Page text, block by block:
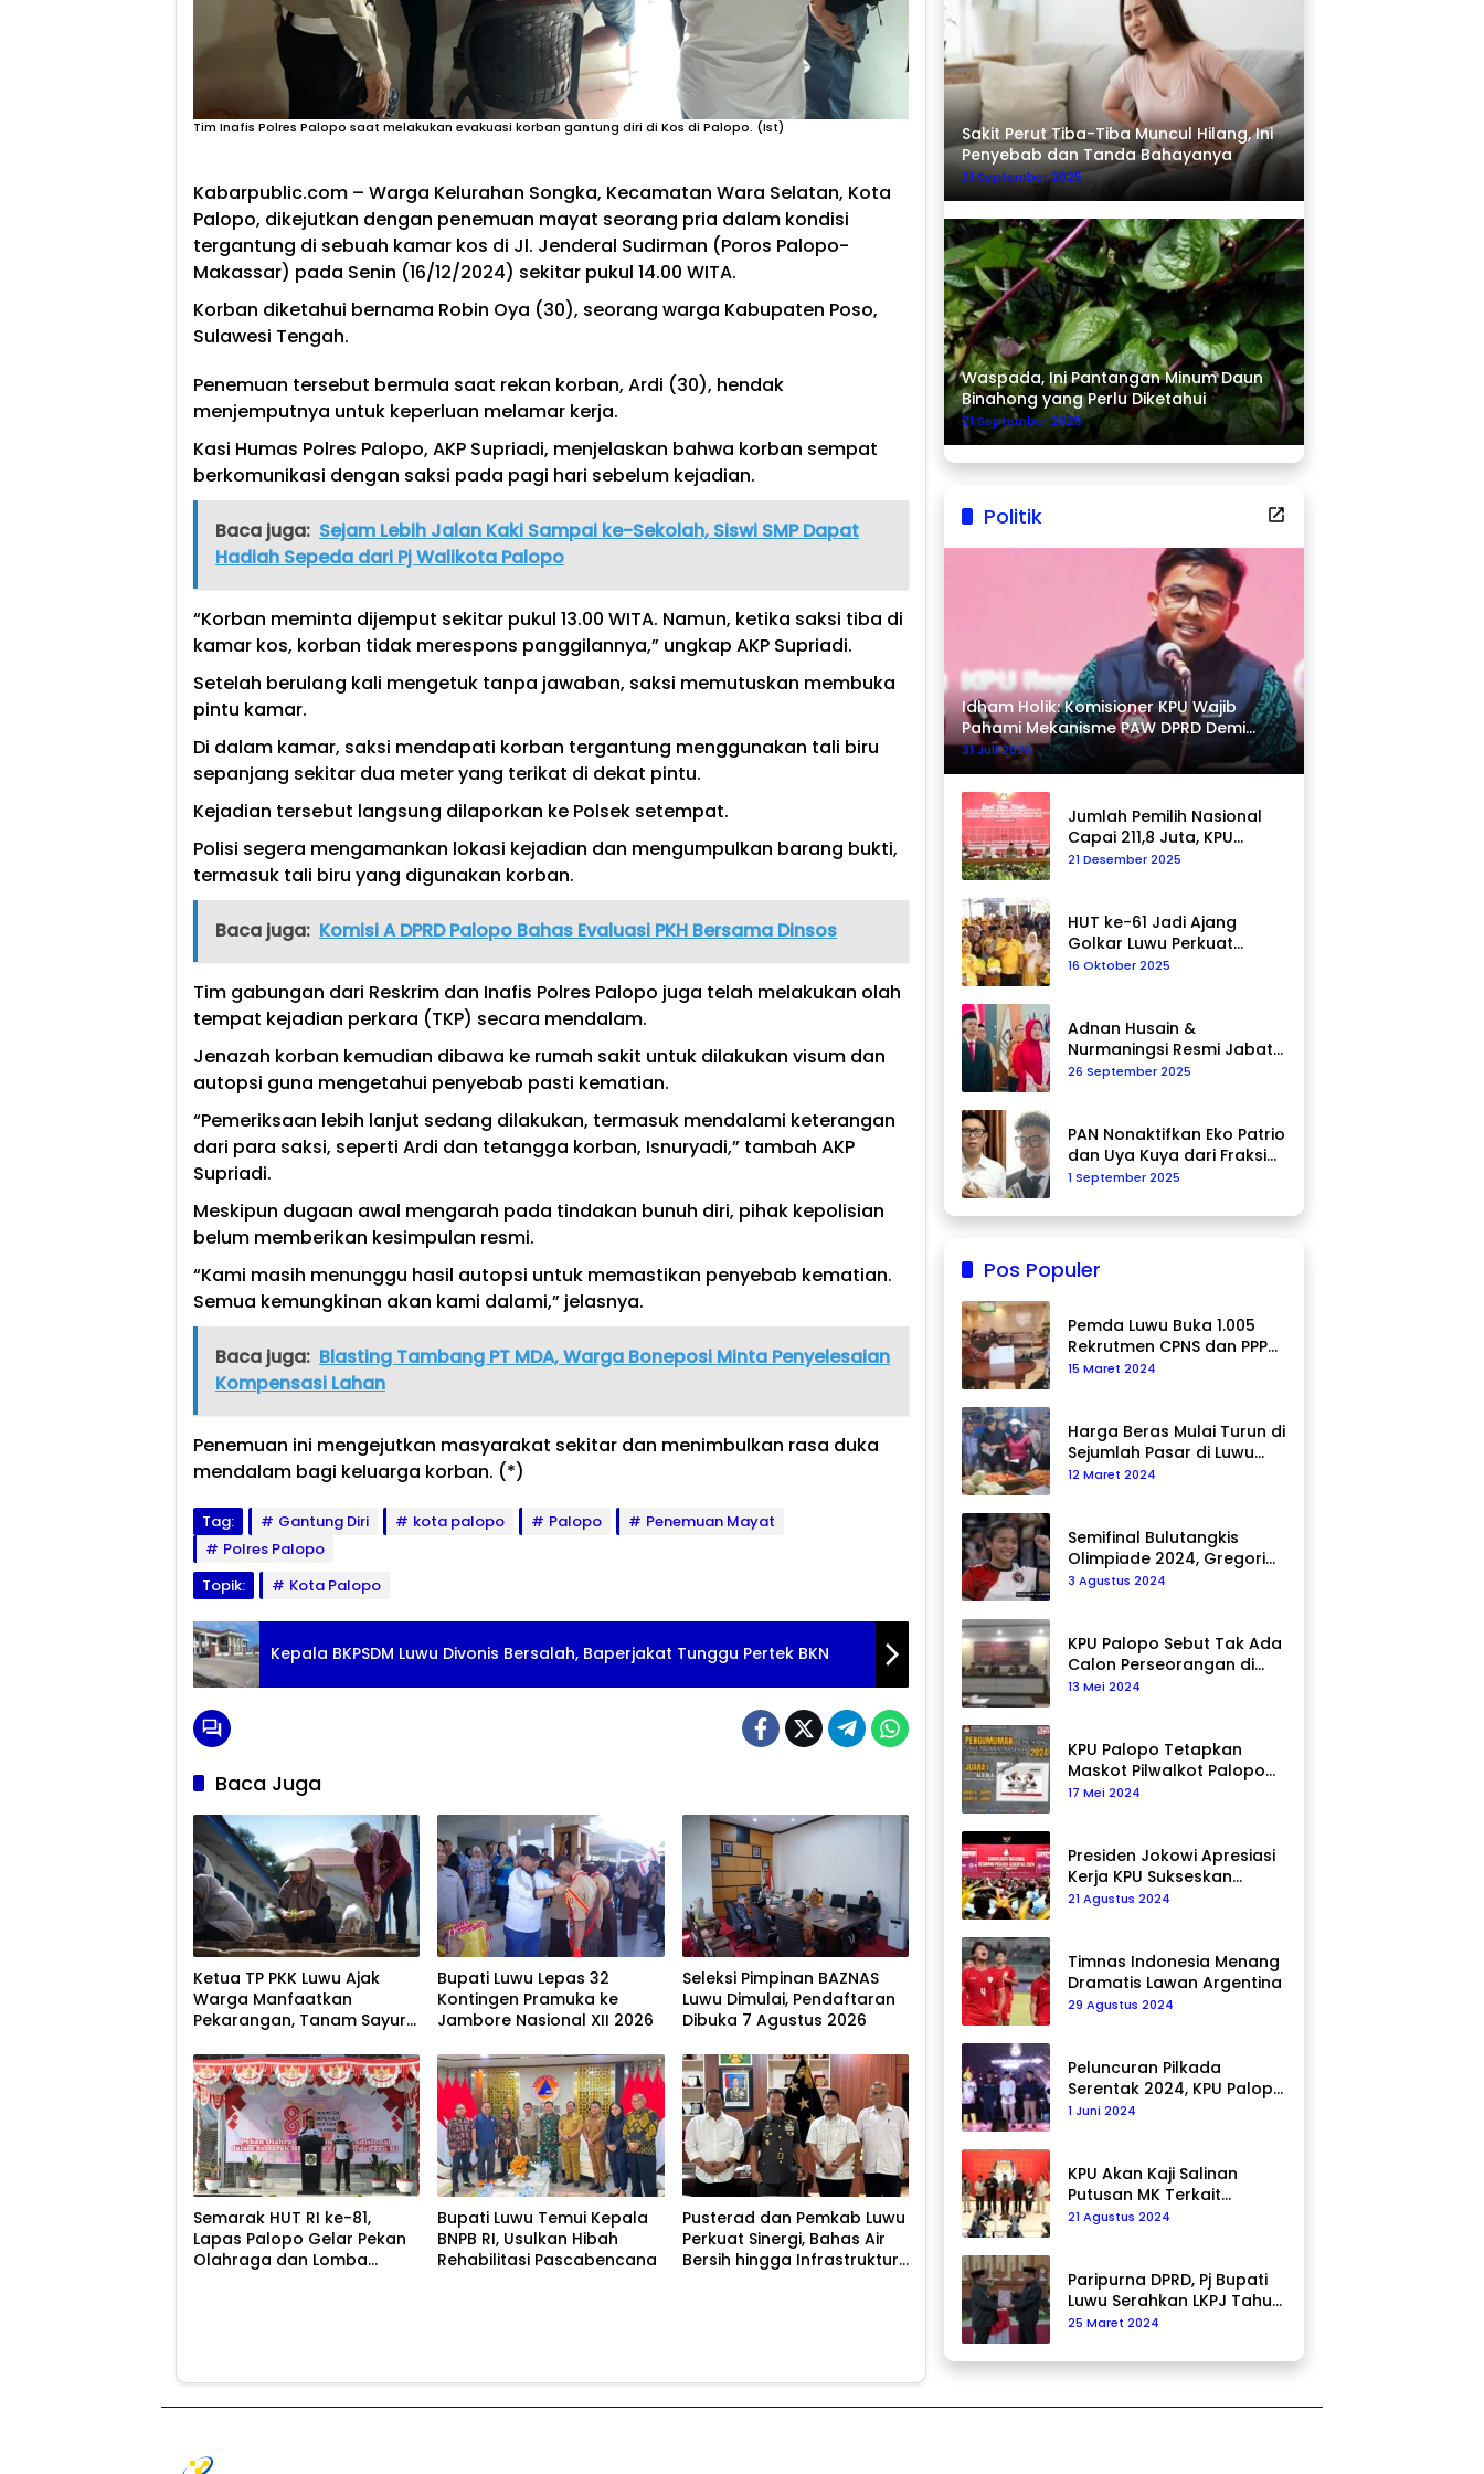
Tim Inafis Polres Palopo saat melakukan evakuasi korban gantung diri di Kos di Palopo. (Ist)
Kabarpublic.com – Warga Kelurahan Songka, Kecamatan Wara Selatan, Kota
Palopo, dikejutkan dengan penemuan mayat seorang pria dalam kondisi
tergantung di sebuah kamar kos di Jl. Jenderal Sudirman (Poros Palopo-
Makassar) pada Senin (16/12/2024) sekitar pukul 14.00 WITA.
Korban diketahui bernama Robin Oya (30), seorang warga Kabupaten Poso,
Sulawesi Tengah.
Penemuan tersebut bermula saat rekan korban, Ardi (30), hendak
menjemputnya untuk keperluan melamar kerja.
Kasi Humas Polres Palopo, AKP Supriadi, menjelaskan bahwa korban sempat
berkomunikasi dengan saksi pada pagi hari sebelum kejadian.
Baca juga: Sejam Lebih Jalan Kaki Sampai ke-Sekolah, Siswi SMP Dapat
Hadiah Sepeda dari Pj Walikota Palopo
“Korban meminta dijemput sekitar pukul 13.00 WITA. Namun, ketika saksi tiba di
kamar kos, korban tidak merespons panggilannya,” ungkap AKP Supriadi.
Setelah berulang kali mengetuk tanpa jawaban, saksi memutuskan membuka
pintu kamar.
Di dalam kamar, saksi mendapati korban tergantung menggunakan tali biru
sepanjang sekitar dua meter yang terikat di dekat pintu.
Kejadian tersebut langsung dilaporkan ke Polsek setempat.
Polisi segera mengamankan lokasi kejadian dan mengumpulkan barang bukti,
termasuk tali biru yang digunakan korban.
Baca juga: Komisi A DPRD Palopo Bahas Evaluasi PKH Bersama Dinsos
Tim gabungan dari Reskrim dan Inafis Polres Palopo juga telah melakukan olah
tempat kejadian perkara (TKP) secara mendalam.
Jenazah korban kemudian dibawa ke rumah sakit untuk dilakukan visum dan
autopsi guna mengetahui penyebab pasti kematian.
“Pemeriksaan lebih lanjut sedang dilakukan, termasuk mendalami keterangan
dari para saksi, seperti Ardi dan tetangga korban, Isnuryadi,” tambah AKP
Supriadi.
Meskipun dugaan awal mengarah pada tindakan bunuh diri, pihak kepolisian
belum memberikan kesimpulan resmi.
“Kami masih menunggu hasil autopsi untuk memastikan penyebab kematian.
Semua kemungkinan akan kami dalami,” jelasnya.
Baca juga: Blasting Tambang PT MDA, Warga Boneposi Minta Penyelesaian
Kompensasi Lahan
Penemuan ini mengejutkan masyarakat sekitar dan menimbulkan rasa duka
mendalam bagi keluarga korban. (*)
Tag: Gantung Diri kota palopo Palopo
Penemuan Mayat
Polres Palopo
Topik:
Kota Palopo
Kepala BKPSDM Luwu Divonis Bersalah, Baperjakat Tunggu Pertek BKN
Baca Juga
Ketua TP PKK Luwu Ajak
Warga Manfaatkan
Pekarangan, Tanam Sayur
Bupati Luwu Lepas 32
Kontingen Pramuka ke
Jambore Nasional XII 2026
Seleksi Pimpinan BAZNAS
Luwu Dimulai, Pendaftaran
Dibuka 7 Agustus 2026
Semarak HUT RI ke-81,
Lapas Palopo Gelar Pekan
Olahraga dan Lomba
Bupati Luwu Temui Kepala
BNPB RI, Usulkan Hibah
Rehabilitasi Pascabencana
Pusterad dan Pemkab Luwu
Perkuat Sinergi, Bahas Air
Bersih hingga Infrastruktur
Sakit Perut Tiba-Tiba Muncul Hilang, Ini
Penyebab dan Tanda Bahayanya
21 September 2025
Waspada, Ini Pantangan Minum Daun
Binahong yang Perlu Diketahui
21 September 2025
Politik
Idham Holik: Komisioner KPU Wajib
Pahami Mekanisme PAW DPRD Demi
Kepastian Hukum
31 Juli 2026
Jumlah Pemilih Nasional
Capai 211,8 Juta, KPU
Tegaskan Komitmen
21 Desember 2025
HUT ke-61 Jadi Ajang
Golkar Luwu Perkuat
Kepedulian Sosial
16 Oktober 2025
Adnan Husain &
Nurmaningsi Resmi Jabat
Komisioner KPU Palopo
26 September 2025
PAN Nonaktifkan Eko Patrio
dan Uya Kuya dari Fraksi
DPR RI
1 September 2025
Pos Populer
Pemda Luwu Buka 1.005
Rekrutmen CPNS dan PPPK
Tahun 2024
15 Maret 2024
Harga Beras Mulai Turun di
Sejumlah Pasar di Luwu
Utara
12 Maret 2024
Semifinal Bulutangkis
Olimpiade 2024, Gregoria
Mariska Tunjung Akan
3 Agustus 2024
KPU Palopo Sebut Tak Ada
Calon Perseorangan di
Pilkada 2024
13 Mei 2024
KPU Palopo Tetapkan
Maskot Pilwalkot Palopo
2024, Berikut Maknanya!
17 Mei 2024
Presiden Jokowi Apresiasi
Kerja KPU Sukseskan
Pemilu 2024
21 Agustus 2024
Timnas Indonesia Menang
Dramatis Lawan Argentina
29 Agustus 2024
Peluncuran Pilkada
Serentak 2024, KPU Palopo
Ajak Masyarakat Ciptakan
1 Juni 2024
KPU Akan Kaji Salinan
Putusan MK Terkait
Pencalonan Pilkada
21 Agustus 2024
Paripurna DPRD, Pj Bupati
Luwu Serahkan LKPJ Tahun
2023
25 Maret 2024